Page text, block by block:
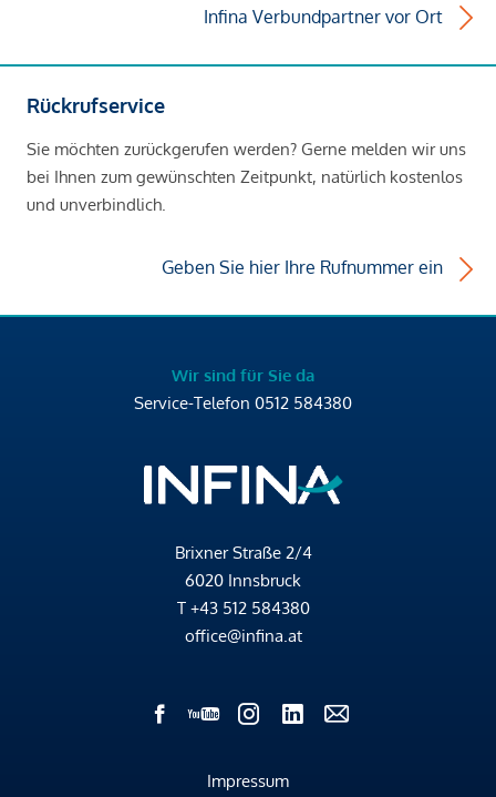
Infina Verbundpartner vor Ort
Rückrufservice
Sie möchten zurückgerufen werden? Gerne melden wir uns
bei Ihnen zum gewünschten Zeitpunkt, natürlich kostenlos
und unverbindlich.
Geben Sie hier Ihre Rufnummer ein
Wir sind für Sie da
Service-Telefon 0512 584380
Brixner Straße 2/4
6020 Innsbruck
T +43 512 584380
office@infina.at
Impressum